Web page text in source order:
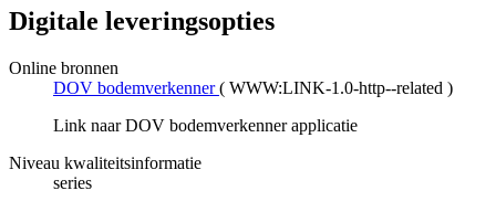
Digitale leveringsopties
Online bronnen
DOV bodemverkenner ( WWW:LINK-1.0-http--related )
Link naar DOV bodemverkenner applicatie
Niveau kwaliteitsinformatie
series